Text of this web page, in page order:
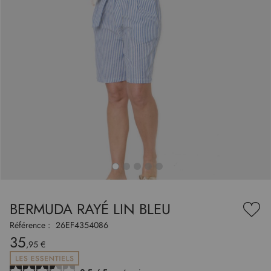
BERMUDA RAYÉ LIN BLEU
à
Référence : 26EF4354086
35,95 €